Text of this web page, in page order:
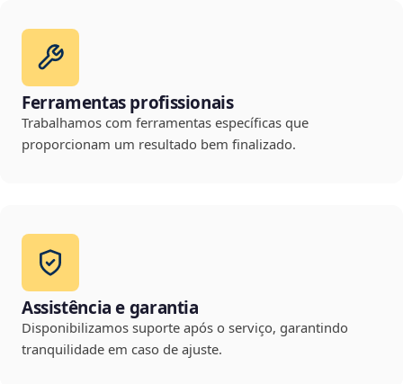
Ferramentas profissionais
Trabalhamos com ferramentas específicas que
proporcionam um resultado bem finalizado.
Assistência e garantia
Disponibilizamos suporte após o serviço, garantindo
tranquilidade em caso de ajuste.